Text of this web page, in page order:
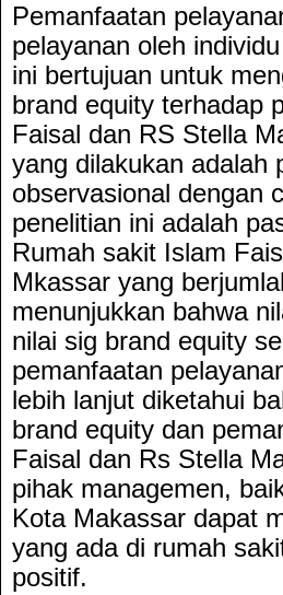
Pemanfaatan
pelayanan oleh
ini bertujuan untuk
brand equity terhadap
Faisal dan RS Stella
yang dilakukan adalah
observasional dengan
penelitian ini adalah
Rumah sakit Islam
Mkassar yang
menunjukkan bahwa
nilai sig brand equity
pemanfaatan
lebih lanjut diketahui
brand equity dan
Faisal dan Rs Stella
pihak managemen,
Kota Makassar dapat
yang ada di rumah
positif.